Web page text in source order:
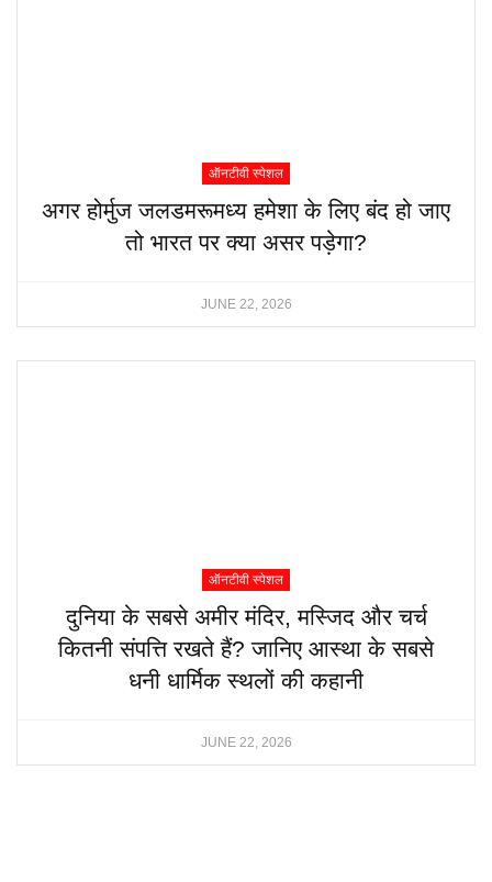
ऑनटीवी स्पेशल
अगर होर्मुज जलडमरूमध्य हमेशा के लिए बंद हो जाए
तो भारत पर क्या असर पड़ेगा?
JUNE 22, 2026
ऑनटीवी स्पेशल
दुनिया के सबसे अमीर मंदिर, मस्जिद और चर्च
कितनी संपत्ति रखते हैं? जानिए आस्था के सबसे
धनी धार्मिक स्थलों की कहानी
JUNE 22, 2026